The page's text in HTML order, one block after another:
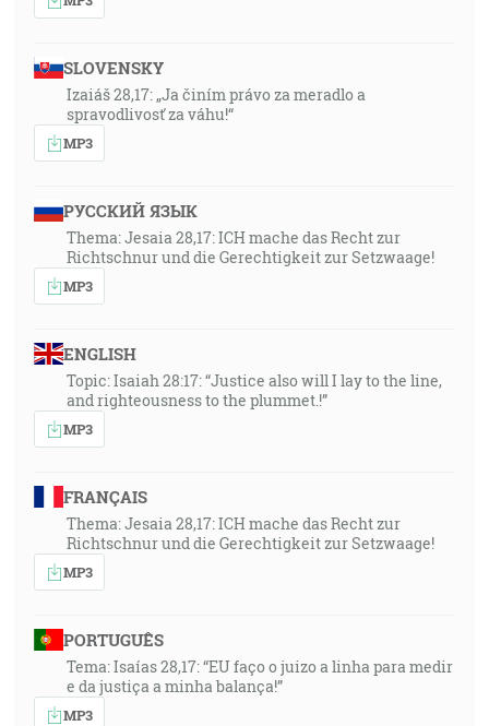
SLOVENSKY
Izaiáš 28,17: „Ja činím právo za meradlo a
spravodlivosť za váhu!“
MP3
РУССКИЙ ЯЗЫК
Thema: Jesaia 28,17: ICH mache das Recht zur
Richtschnur und die Gerechtigkeit zur Setzwaage!
MP3
ENGLISH
Topic: Isaiah 28:17: “Justice also will I lay to the line,
and righteousness to the plummet.!”
MP3
FRANÇAIS
Thema: Jesaia 28,17: ICH mache das Recht zur
Richtschnur und die Gerechtigkeit zur Setzwaage!
MP3
PORTUGUÊS
Tema: Isaías 28,17: “EU faço o juizo a linha para medir
e da justiça a minha balança!”
MP3